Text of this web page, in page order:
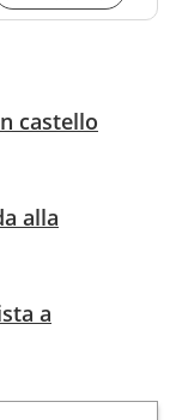
castello
alla
a